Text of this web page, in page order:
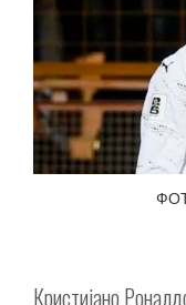
Кристијано